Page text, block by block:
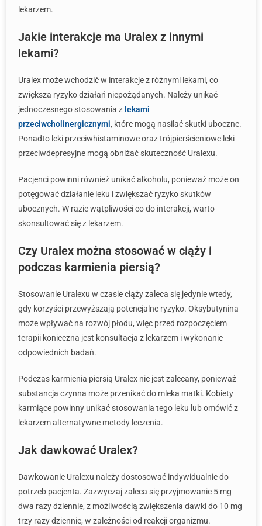
lekarzem.
Jakie interakcje ma Uralex z innymi
lekami?
Uralex może wchodzić w interakcje z różnymi lekami, co
zwiększa ryzyko działań niepożądanych. Należy unikać
jednoczesnego stosowania z lekami
przeciwcholinergicznymi, które mogą nasilać skutki uboczne.
Ponadto leki przeciwhistaminowe oraz trójpierścieniowe leki
przeciwdepresyjne mogą obniżać skuteczność Uralexu.
Pacjenci powinni również unikać alkoholu, ponieważ może on
potęgować działanie leku i zwiększać ryzyko skutków
ubocznych. W razie wątpliwości co do interakcji, warto
skonsultować się z lekarzem.
Czy Uralex można stosować w ciąży i
podczas karmienia piersią?
Stosowanie Uralexu w czasie ciąży zaleca się jedynie wtedy,
gdy korzyści przewyższają potencjalne ryzyko. Oksybutynina
może wpływać na rozwój płodu, więc przed rozpoczęciem
terapii konieczna jest konsultacja z lekarzem i wykonanie
odpowiednich badań.
Podczas karmienia piersią Uralex nie jest zalecany, ponieważ
substancja czynna może przenikać do mleka matki. Kobiety
karmiące powinny unikać stosowania tego leku lub omówić z
lekarzem alternatywne metody leczenia.
Jak dawkować Uralex?
Dawkowanie Uralexu należy dostosować indywidualnie do
potrzeb pacjenta. Zazwyczaj zaleca się przyjmowanie 5 mg
dwa razy dziennie, z możliwością zwiększenia dawki do 10 mg
trzy razy dziennie, w zależności od reakcji organizmu.